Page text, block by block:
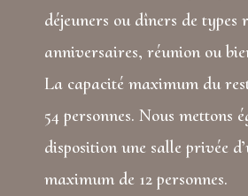
déjeuners ou dîners de types
anniversaires, réunion ou
La capacité maximum du
54 personnes. Nous mettons
disposition une salle privée
maximum de 12 personnes.